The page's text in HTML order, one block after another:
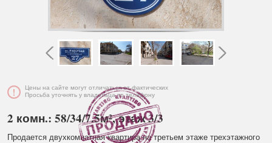
Цены на сайте могут отличаться от фактических
Просьба уточнять у владельца по телефону
2 комн.: 58/34/7.5м², этаж 3/3
Продается двухкомнатная квартира на третьем этаже трехэтажного